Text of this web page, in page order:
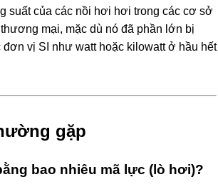
suất của các nồi hơi hơi trong các cơ sở
mại, mặc dù nó đã phần lớn bị
đơn vị SI như watt hoặc kilowatt ở hầu hết
gặp
bao nhiêu mã lực (lò hơi)?